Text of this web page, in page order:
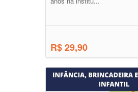
R$ 29,90